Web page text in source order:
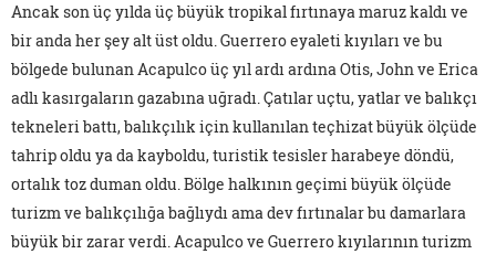
Ancak son üç yılda üç büyük tropikal fırtınaya maruz kaldı ve
bir anda her şey alt üst oldu. Guerrero eyaleti kıyıları ve bu
bölgede bulunan Acapulco üç yıl ardı ardına Otis, John ve Erica
adlı kasırgaların gazabına uğradı. Çatılar uçtu, yatlar ve balıkçı
tekneleri battı, balıkçılık için kullanılan teçhizat büyük ölçüde
tahrip oldu ya da kayboldu, turistik tesisler harabeye döndü,
ortalık toz duman oldu. Bölge halkının geçimi büyük ölçüde
turizm ve balıkçılığa bağlıydı ama dev fırtınalar bu damarlara
büyük bir zarar verdi. Acapulco ve Guerrero kıyılarının turizm